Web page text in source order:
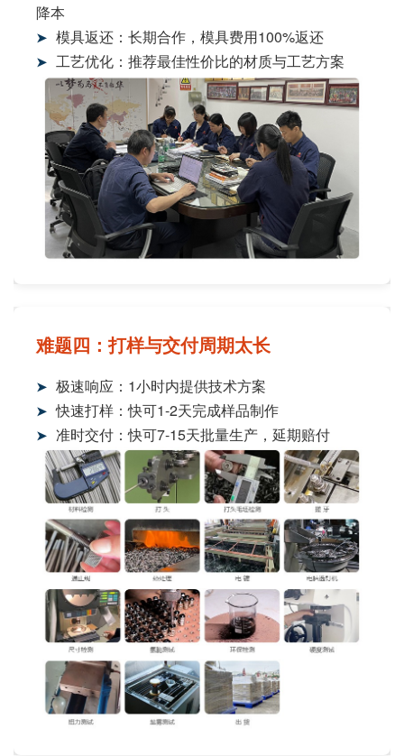
降本
➤ 模具返还：长期合作，模具费用100%返还
➤ 工艺优化：推荐最佳性价比的材质与工艺方案
难题四：打样与交付周期太长
➤ 极速响应：1小时内提供技术方案
➤ 快速打样：快可1-2天完成样品制作
➤ 准时交付：快可7-15天批量生产，延期赔付